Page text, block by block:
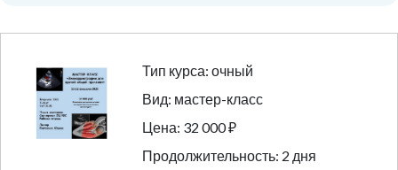
Тип курса: очный
Вид: мастер-класс
Цена: 32 000 ₽
Продолжительность: 2 дня